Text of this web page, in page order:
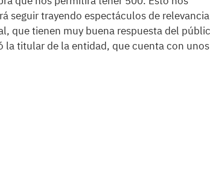
seguir trayendo espectáculos de relevancia
que tienen muy buena respuesta del
la titular de la entidad, que cuenta con